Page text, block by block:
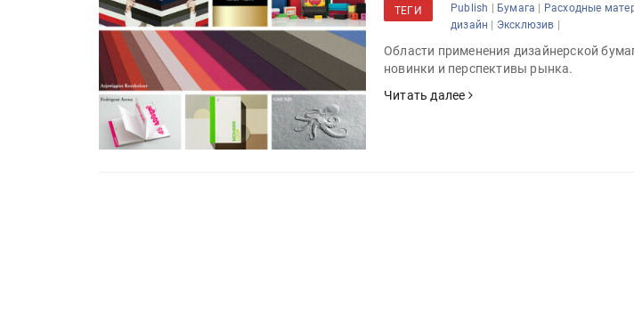
ТЕГИ Publish | Бумага | Расходные
дизайн | Эксклюзив |
Области применения дизайнерской
новинки и перспективы рынка.
Читать далее